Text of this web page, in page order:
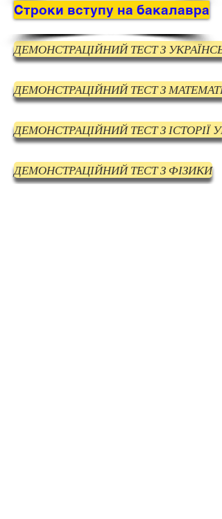
Строки вступу на бакалавра
ДЕМОНСТРАЦІЙНИЙ ТЕСТ З
ДЕМОНСТРАЦІЙНИЙ ТЕСТ З
ДЕМОНСТРАЦІЙНИЙ ТЕСТ З ІСТОРІЇ
ДЕМОНСТРАЦІЙНИЙ ТЕСТ З ФІЗИКИ